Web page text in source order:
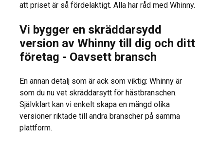
att priset är så fördelaktigt. Alla har råd med Whinny.
Vi bygger en skräddarsydd
version av Whinny till dig och ditt
företag - Oavsett bransch
En annan detalj som är ack som viktig: Whinny är
som du nu vet skräddarsytt för hästbranschen.
Självklart kan vi enkelt skapa en mängd olika
versioner riktade till andra branscher på samma
plattform.